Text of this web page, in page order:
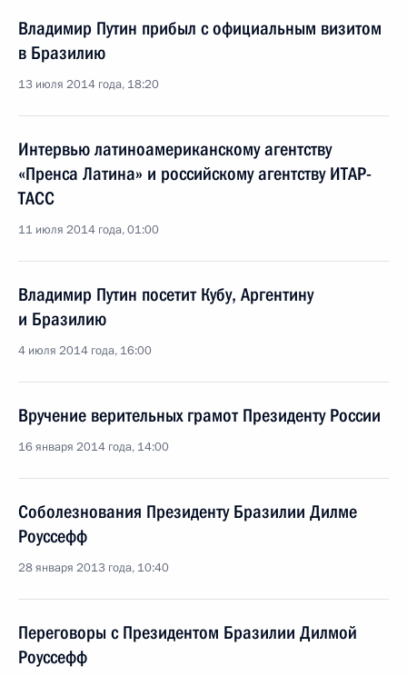
Владимир Путин прибыл с официальным визитом
в Бразилию
13 июля 2014 года, 18:20
Интервью латиноамериканскому агентству
«Пренса Латина» и российскому агентству ИТАР-
ТАСС
11 июля 2014 года, 01:00
Владимир Путин посетит Кубу, Аргентину
и Бразилию
4 июля 2014 года, 16:00
Вручение верительных грамот Президенту России
16 января 2014 года, 14:00
Соболезнования Президенту Бразилии Дилме
Роуссефф
28 января 2013 года, 10:40
Переговоры с Президентом Бразилии Дилмой
Роуссефф